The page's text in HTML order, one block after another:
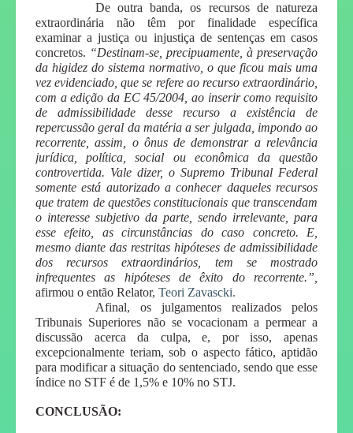
De outra banda, os recursos de natureza
extraordinária não têm por finalidade específica
examinar a justiça ou injustiça de sentenças em casos
concretos. “Destinam-se, precipuamente, à preservação
da higidez do sistema normativo, o que ficou mais uma
vez evidenciado, que se refere ao recurso extraordinário,
com a edição da EC 45/2004, ao inserir como requisito
de admissibilidade desse recurso a existência de
repercussão geral da matéria a ser julgada, impondo ao
recorrente, assim, o ônus de demonstrar a relevância
jurídica, política, social ou econômica da questão
controvertida. Vale dizer, o Supremo Tribunal Federal
somente está autorizado a conhecer daqueles recursos
que tratem de questões constitucionais que transcendam
o interesse subjetivo da parte, sendo irrelevante, para
esse efeito, as circunstâncias do caso concreto. E,
mesmo diante das restritas hipóteses de admissibilidade
dos recursos extraordinários, tem se mostrado
infrequentes as hipóteses de êxito do recorrente.”,
afirmou o então Relator, Teori Zavascki.
Afinal, os julgamentos realizados pelos
Tribunais Superiores não se vocacionam a permear a
discussão acerca da culpa, e, por isso, apenas
excepcionalmente teriam, sob o aspecto fático, aptidão
para modificar a situação do sentenciado, sendo que esse
índice no STF é de 1,5% e 10% no STJ.
CONCLUSÃO: